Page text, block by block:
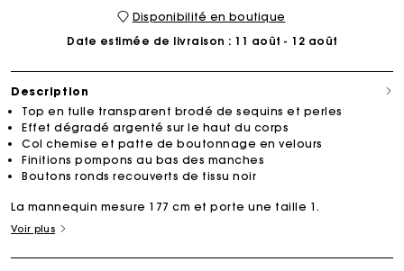
Disponibilité en boutique
Date estimée de livraison : 11 août - 12 août
Description
Top en tulle transparent brodé de sequins et perles
Effet dégradé argenté sur le haut du corps
Col chemise et patte de boutonnage en velours
Finitions pompons au bas des manches
Boutons ronds recouverts de tissu noir
La mannequin mesure 177 cm et porte une taille 1.
Voir plus